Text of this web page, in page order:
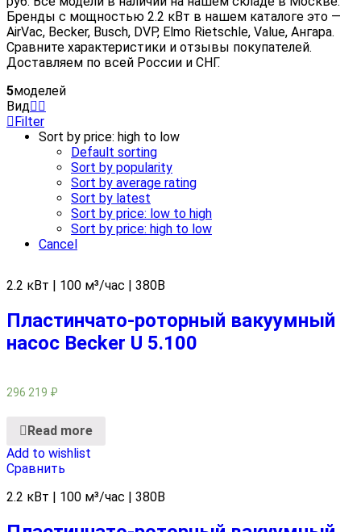
Бренды с мощностью 2.2 кВт в нашем каталоге это —
AirVac, Becker, Busch, DVP, Elmo Rietschle, Value, Ангара.
Сравните характеристики и отзывы покупателей.
Доставляем по всей России и СНГ.
5моделей
Вид
Filter
Sort by price: high to low
Default sorting
Sort by popularity
Sort by average rating
Sort by latest
Sort by price: low to high
Sort by price: high to low
Cancel
2.2 кВт | 100 м³/час | 380В
Пластинчато-роторный вакуумный
насос Becker U 5.100
296 219 ₽
Read more
Add to wishlist
Сравнить
2.2 кВт | 100 м³/час | 380В